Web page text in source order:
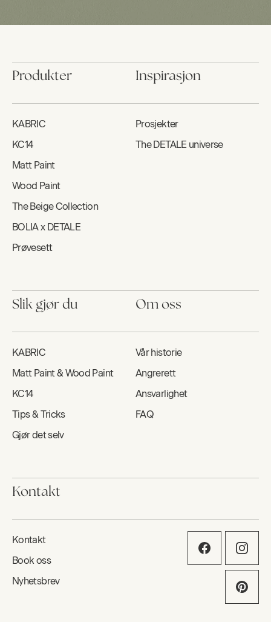
Produkter
KABRIC
KC14
Matt Paint
Wood Paint
The Beige Collection
BOLIA x DETALE
Prøvesett
Inspirasjon
Prosjekter
The DETALE universe
Slik gjør du
KABRIC
Matt Paint & Wood Paint
KC14
Tips & Tricks
Gjør det selv
Om oss
Vår historie
Angrerett
Ansvarlighet
FAQ
Kontakt
Kontakt
Book oss
Nyhetsbrev